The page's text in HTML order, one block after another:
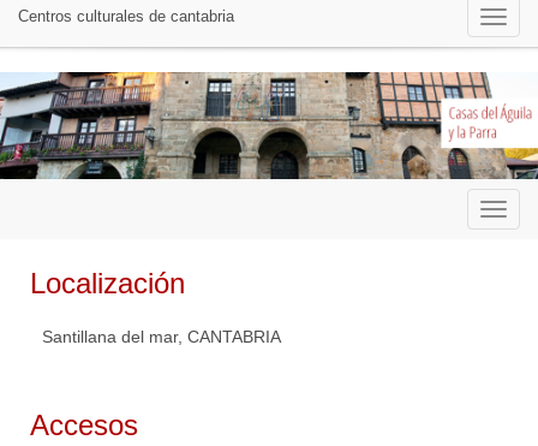
Centros culturales de cantabria
Localización
Santillana del mar, CANTABRIA
Accesos